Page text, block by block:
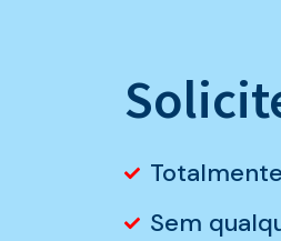
Sem